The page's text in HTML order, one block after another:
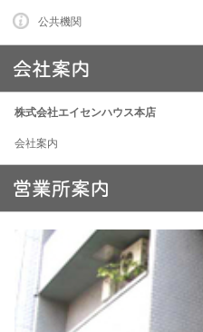
公共機関
株式会社エイセンハウス本店
会社案内